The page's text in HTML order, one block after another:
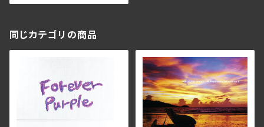
同じカテゴリの商品